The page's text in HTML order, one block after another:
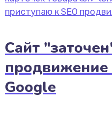
Сайт
продвижение
Google